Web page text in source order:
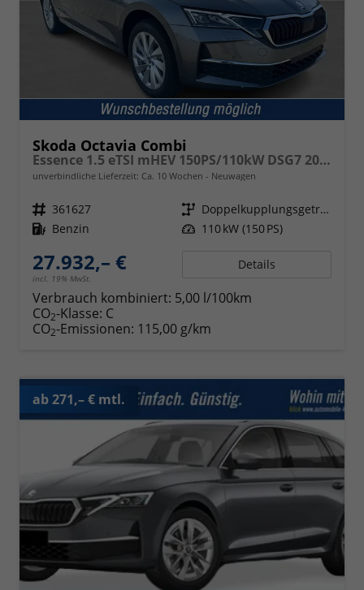
Skoda Octavia Combi
Essence 1.5 eTSI mHEV 150PS/110kW DSG7 2026
unverbindliche Lieferzeit: Ca. 10 Wochen Neuwagen
Fahrzeugnr. 361627 Getriebe
Doppelkupplungsgetriebe (DSG)
Kraftstoff Benzin Leistung 110 kW (150 PS)
27.932,– €
incl. 19% MwSt.
Details
Verbrauch kombiniert: 5,00 l/100km
CO2-Klasse: C
CO2-Emissionen: 115,00 g/km
ab 271,– € mtl.